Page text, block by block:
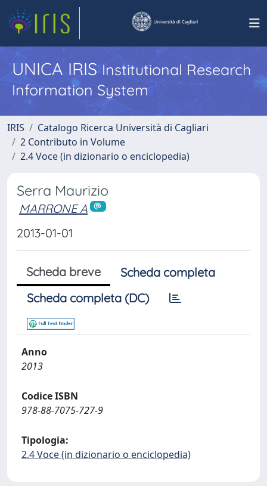
UNICA IRISInstitutional Research
Information System
IRIS
Catalogo Ricerca Università di Cagliari
2 Contributo in Volume
2.4 Voce (in dizionario o enciclopedia)
Serra Maurizio
MARRONE A
2013-01-01
Scheda breve
Scheda completa
Scheda completa (DC)
Anno
2013
Codice ISBN
978-88-7075-727-9
Tipologia:
2.4 Voce (in dizionario o enciclopedia)